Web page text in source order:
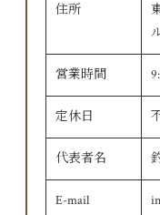
住所
営業時間
定休日
代表者名
E-mail